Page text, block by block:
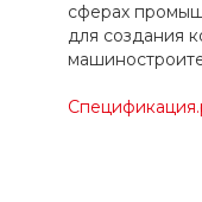
сферах
для создания